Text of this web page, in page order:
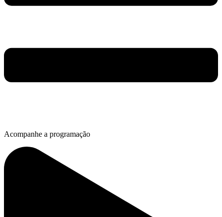
Acompanhe a programação